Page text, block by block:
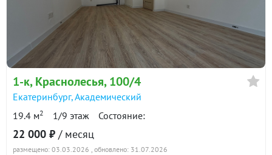
1-к квартира · 33 м² · 7/9 этаж
20 августа 2025
25 000
800 ₽/м²
90 дн.
1-к, Краснолесья, 100/4
Екатеринбург,Академический
19.4 м2 1/9 этаж Состояние:
22 000 ₽ / месяц
размещено: 03.03.2026 , обновлено: 31.07.2026